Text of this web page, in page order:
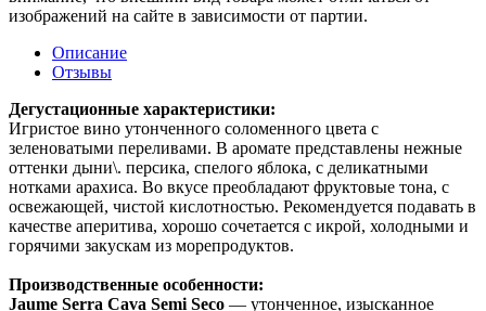
изображений на сайте в зависимости от партии.
Описание
Отзывы
Дегустационные характеристики:
Игристое вино утонченного соломенного цвета с
зеленоватыми переливами. В аромате представлены нежные
оттенки дыни\. персика, спелого яблока, с деликатными
нотками арахиса. Во вкусе преобладают фруктовые тона, с
освежающей, чистой кислотностью. Рекомендуется подавать в
качестве аперитива, хорошо сочетается с икрой, холодными и
горячими закускам из морепродуктов.
Производственные особенности:
Jaume Serra Cava Semi Seco — утонченное, изысканное